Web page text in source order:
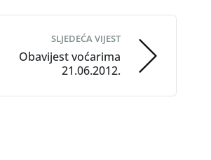
SLJEDEĆA VIJEST
Obavijest voćarima
21.06.2012.